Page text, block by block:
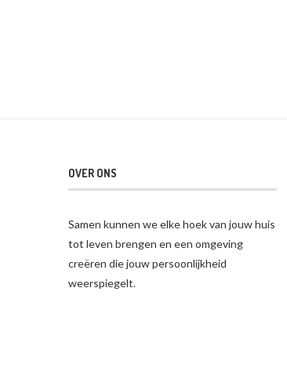
OVER ONS
Samen kunnen we elke hoek van jouw huis
tot leven brengen en een omgeving
creëren die jouw persoonlijkheid
weerspiegelt.